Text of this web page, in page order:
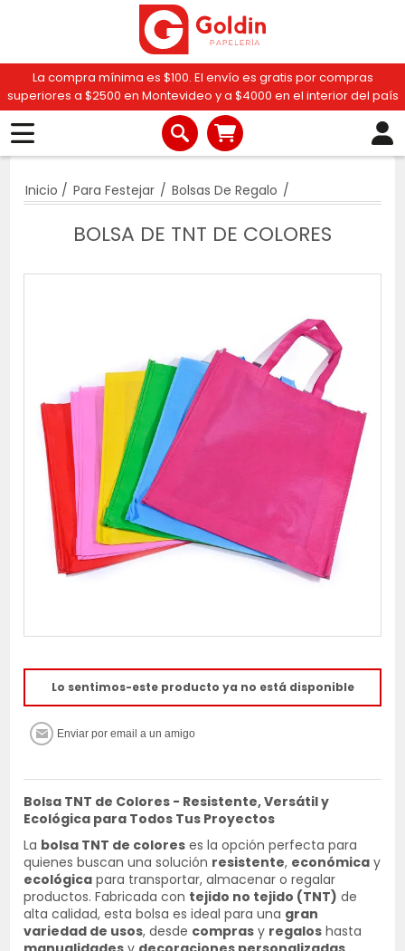
La compra mínima es $100. El envío es gratis por compras
superiores a $2500 en Montevideo y a $4000 en el interior del país
Inicio / Para Festejar / Bolsas De Regalo /
BOLSA DE TNT DE COLORES
Lo sentimos-este producto ya no está disponible
Bolsa TNT de Colores - Resistente, Versátil y
Ecológica para Todos Tus Proyectos
La bolsa TNT de colores es la opción perfecta para
quienes buscan una solución resistente, económica y
ecológica para transportar, almacenar o regalar
productos. Fabricada con tejido no tejido (TNT) de
alta calidad, esta bolsa es ideal para una gran
variedad de usos, desde compras y regalos hasta